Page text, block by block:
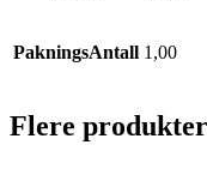
PakningsAntall 1,00
Flere